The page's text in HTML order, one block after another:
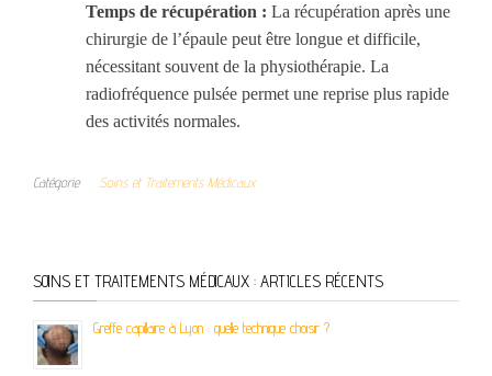
Temps de récupération : La récupération après une
chirurgie de l’épaule peut être longue et difficile,
nécessitant souvent de la physiothérapie. La
radiofréquence pulsée permet une reprise plus rapide
des activités normales.
Catégorie Soins et Traitements Médicaux
SOINS ET TRAITEMENTS MÉDICAUX : ARTICLES RÉCENTS
Greffe capillaire à Lyon : quelle technique choisir ?